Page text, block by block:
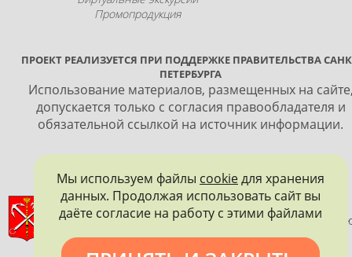
Промопродукция
ПРОЕКТ РЕАЛИЗУЕТСЯ ПРИ ПОДДЕРЖКЕ ПРАВИТЕЛЬСТВА
ПЕТЕРБУРГА
Использование материалов, размещенных на
допускается только с согласия правообладателя и
обязательной ссылкой на источник информации.
ПРАВИТЕЛЬСТВО САНКТ-ПЕТЕРБУРГА
КОМИТЕТ ПО ГОСУДАРСТВЕННОМУ КОНТРОЛЮ,
Мы используем файлы cookieдля хранения
данных. Продолжая использовать сайт вы
даёте согласие на работу с этими файлами